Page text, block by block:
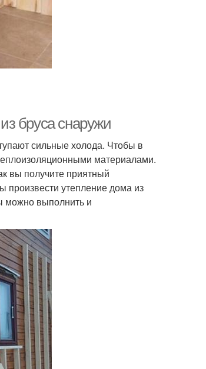
бруса снаружи
сильные холода. Чтобы в
материалами.
вы получите приятный
произвести утепление дома из
можно выполнить и